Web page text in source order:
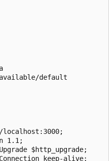
default
1.1;
$http_upgrade;
keep-alive;